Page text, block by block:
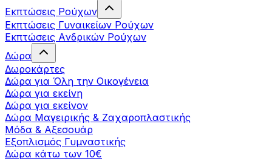
Εκπτώσεις Ρούχων
Εκπτώσεις Γυναικείων Ρούχων
Εκπτώσεις Aνδρικών Ρούχων
Δώρα
Δωροκάρτες
Δώρα για Όλη την Οικογένεια
Δώρα για εκείνη
Δώρα για εκείνον
Δώρα Μαγειρικής & Ζαχαροπλαστικής
Μόδα & Αξεσουάρ
Εξοπλισμός Γυμναστικής
Δώρα κάτω των 10€